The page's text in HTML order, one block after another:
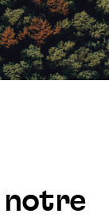
notre